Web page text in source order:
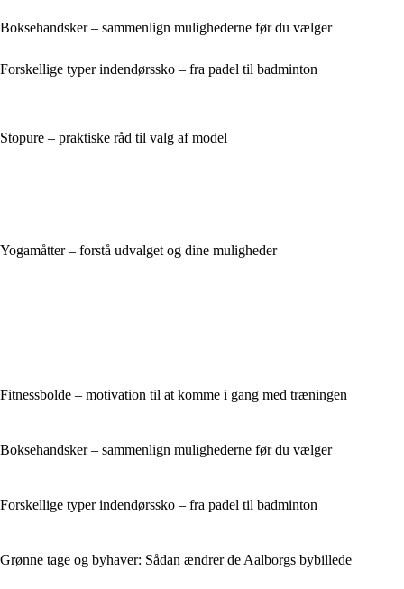
Boksehandsker – sammenlign mulighederne før du vælger
Forskellige typer indendørssko – fra padel til badminton
Stopure – praktiske råd til valg af model
Yogamåtter – forstå udvalget og dine muligheder
Fitnessbolde – motivation til at komme i gang med træningen
Boksehandsker – sammenlign mulighederne før du vælger
Forskellige typer indendørssko – fra padel til badminton
Grønne tage og byhaver: Sådan ændrer de Aalborgs bybillede